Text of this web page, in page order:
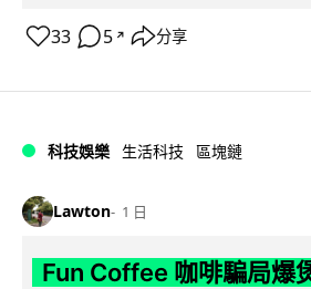
33 5 ↗ 分享
科技娛樂 生活科技 區塊鏈
Lawton 1 日
Fun Coffee 咖啡騙局爆